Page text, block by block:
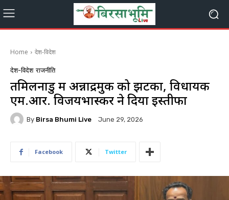
Home देश-विदेश
देश-विदेश राजनीति
तमिलनाडु में अन्नाद्रमुक को झटका, विधायक
एम.आर. विजयभास्कर ने दिया इस्तीफा
By Birsa Bhumi Live June 29, 2026
Facebook Twitter